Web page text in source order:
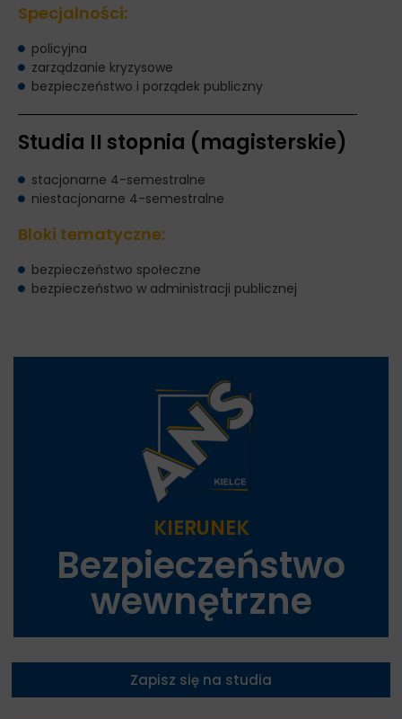
Specjalności:
policyjna
zarządzanie kryzysowe
bezpieczeństwo i porządek publiczny
Studia II stopnia (magisterskie)
stacjonarne 4-semestralne
niestacjonarne 4-semestralne
Bloki tematyczne:
bezpieczeństwo społeczne
bezpieczeństwo w administracji publicznej
KIERUNEK
Bezpieczeństwo
wewnętrzne
Zapisz się na studia